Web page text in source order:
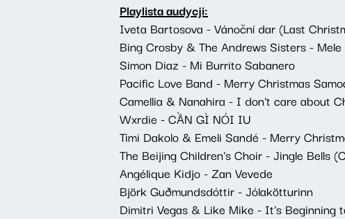
Playlista audycji:
Iveta Bartosova - Vánoční dar (Last
Bing Crosby & The Andrews Sisters -
Simon Diaz - Mi Burrito Sabanero
Pacific Love Band - Merry Christmas
Camellia & Nanahira - I don't care about
Wxrdie - CẦN GÌ NÓI IU
Timi Dakolo & Emeli Sandé - Merry
The Beijing Children's Choir - Jingle Bells
Angélique Kidjo - Zan Vevede
Björk Guðmundsdóttir - Jólakötturinn
Dimitri Vegas & Like Mike - It's Beginning